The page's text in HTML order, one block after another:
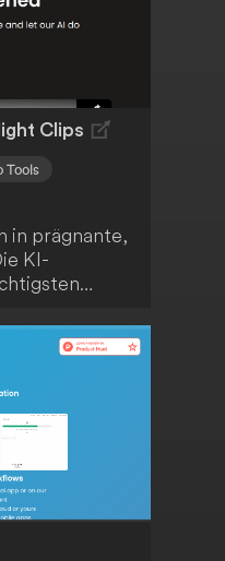
Clips
Tools
in prägnante,
KI-
den
und